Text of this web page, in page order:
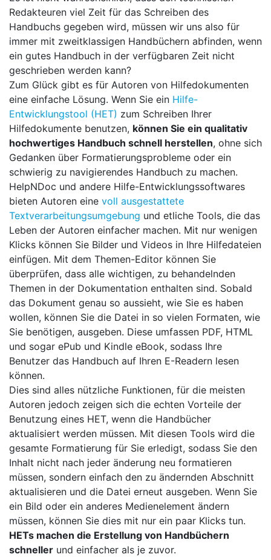
Redakteuren viel Zeit für das Schreiben des
Handbuchs gegeben wird, müssen wir uns also für
immer mit zweitklassigen Handbüchern abfinden, wenn
ein gutes Handbuch in der verfügbaren Zeit nicht
geschrieben werden kann?
Zum Glück gibt es für Autoren von Hilfedokumenten
eine einfache Lösung. Wenn Sie ein Hilfe-
Entwicklungstool (HET) zum Schreiben Ihrer
Hilfedokumente benutzen, können Sie ein qualitativ
hochwertiges Handbuch schnell herstellen, ohne sich
Gedanken über Formatierungsprobleme oder ein
schwierig zu navigierendes Handbuch zu machen.
HelpNDoc und andere Hilfe-Entwicklungssoftwares
bieten Autoren eine voll ausgestattete
Textverarbeitungsumgebung und etliche Tools, die das
Leben der Autoren einfacher machen. Mit nur wenigen
Klicks können Sie Bilder und Videos in Ihre Hilfedateien
einfügen. Mit dem Themen-Editor können Sie
überprüfen, dass alle wichtigen, zu behandelnden
Themen in der Dokumentation enthalten sind. Sobald
das Dokument genau so aussieht, wie Sie es haben
wollen, können Sie die Datei in so vielen Formaten, wie
Sie benötigen, ausgeben. Diese umfassen PDF, HTML
und sogar ePub und Kindle eBook, sodass Ihre
Benutzer das Handbuch auf Ihren E-Readern lesen
können.
Dies sind alles nützliche Funktionen, für die meisten
Autoren jedoch zeigen sich die echten Vorteile der
Benutzung eines HET, wenn die Handbücher
aktualisiert werden müssen. Mit diesen Tools wird die
gesamte Formatierung für Sie erledigt, sodass Sie den
Inhalt nicht nach jeder änderung neu formatieren
müssen, sondern einfach den zu ändernden Abschnitt
aktualisieren und die Datei erneut ausgeben. Wenn Sie
ein Bild oder ein anderes Medienelement ändern
müssen, können Sie dies mit nur ein paar Klicks tun.
HETs machen die Erstellung von Handbüchern
schneller und einfacher als je zuvor.